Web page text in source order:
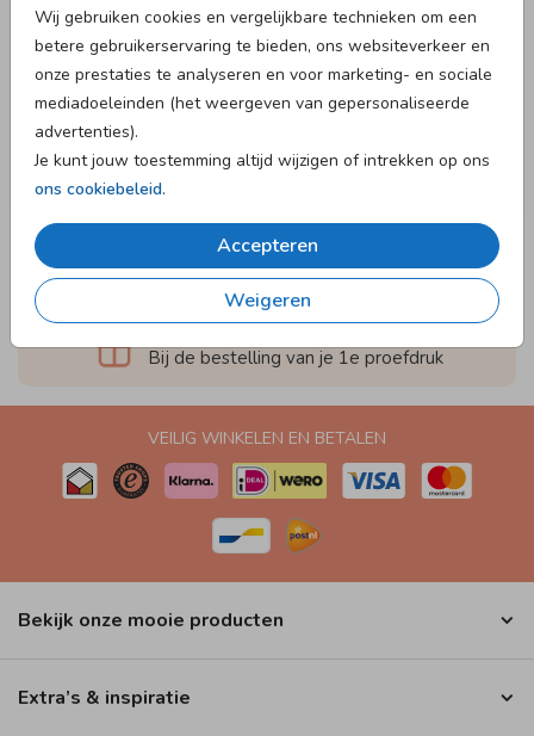
Wij gebruiken cookies en vergelijkbare technieken om een
betere gebruikerservaring te bieden, ons websiteverkeer en
onze prestaties te analyseren en voor marketing- en sociale
mediadoeleinden (het weergeven van gepersonaliseerde
advertenties).
Je kunt jouw toestemming altijd wijzigen of intrekken op ons
ons cookiebeleid.
Accepteren
Weigeren
Babyshower
Ontvang een verrassingspakket
Bij de bestelling van je 1e proefdruk
VEILIG WINKELEN EN BETALEN
Bekijk onze mooie producten
Extra’s & inspiratie